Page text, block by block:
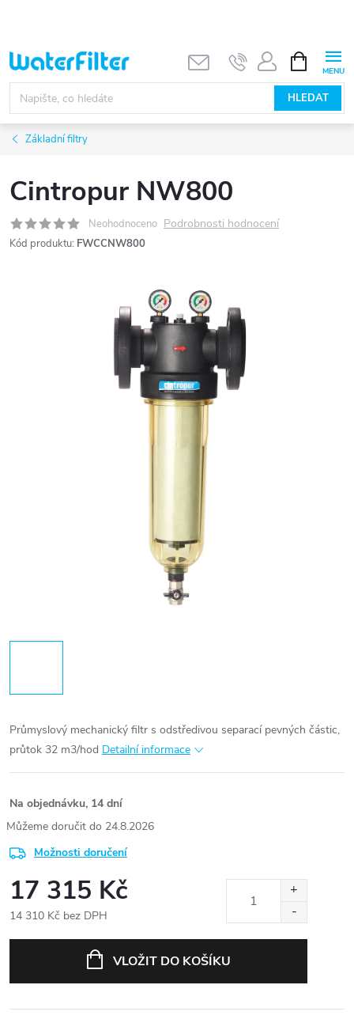
obsah
HLEDAT
NÁKUPNÍ
KOŠÍK
Základní filtry
Cintropur NW800
Neohodnoceno Podrobnosti hodnocení
Kód produktu: FWCCNW800
Průmyslový mechanický filtr s odstředivou separací pevných částic,
průtok 32 m3/hod Detailní informace
Na objednávku, 14 dní
24.8.2026
Možnosti doručení
17 315 Kč
14 310 Kč bez DPH
VLOŽIT DO KOŠÍKU